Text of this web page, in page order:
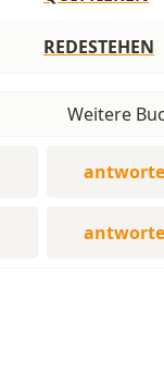
REDESTEHEN
Weitere